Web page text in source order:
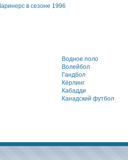
в сезоне 1996
Водное поло
Волейбол
Гандбол
Кёрлинг
Кабадди
Канадский футбол